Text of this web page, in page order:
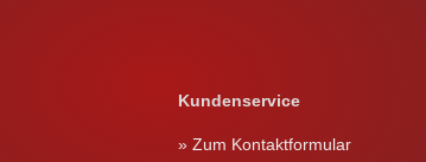
Kundenservice
» Zum Kontaktformular